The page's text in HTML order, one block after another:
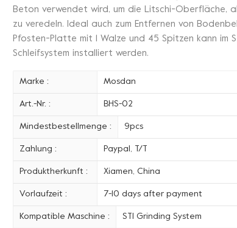
Beton verwendet wird, um die Litschi-Oberfläche,
zu veredeln. Ideal auch zum Entfernen von
Pfosten-Platte mit 1 Walze und 45 Spitzen kann im
Schleifsystem installiert werden.
Marke : Mosdan
Art.-Nr. : BHS-02
Mindestbestellmenge : 9pcs
Zahlung : Paypal, T/T
Produktherkunft : Xiamen, China
Vorlaufzeit : 7-10 days after payment
Kompatible Maschine : STI Grinding System